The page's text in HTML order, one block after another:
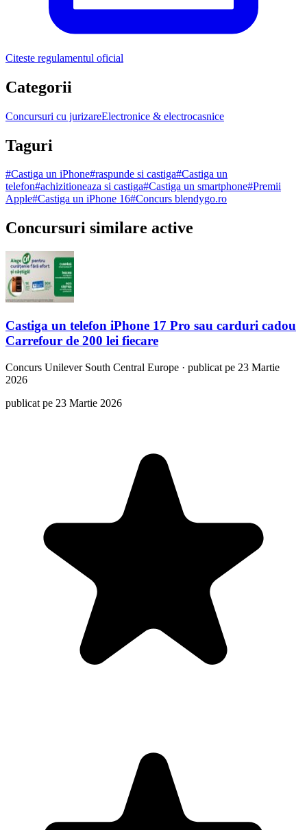
Citeste regulamentul oficial
Categorii
Concursuri cu jurizareElectronice & electrocasnice
Taguri
#Castiga un iPhone#raspunde si castiga#Castiga un
telefon#achizitioneaza si castiga#Castiga un smartphone#Premii
Apple#Castiga un iPhone 16#Concurs blendygo.ro
Concursuri similare active
Castiga un telefon iPhone 17 Pro sau carduri cadou
Carrefour de 200 lei fiecare
Concurs Unilever South Central Europe · publicat pe 23 Martie
2026
publicat pe 23 Martie 2026